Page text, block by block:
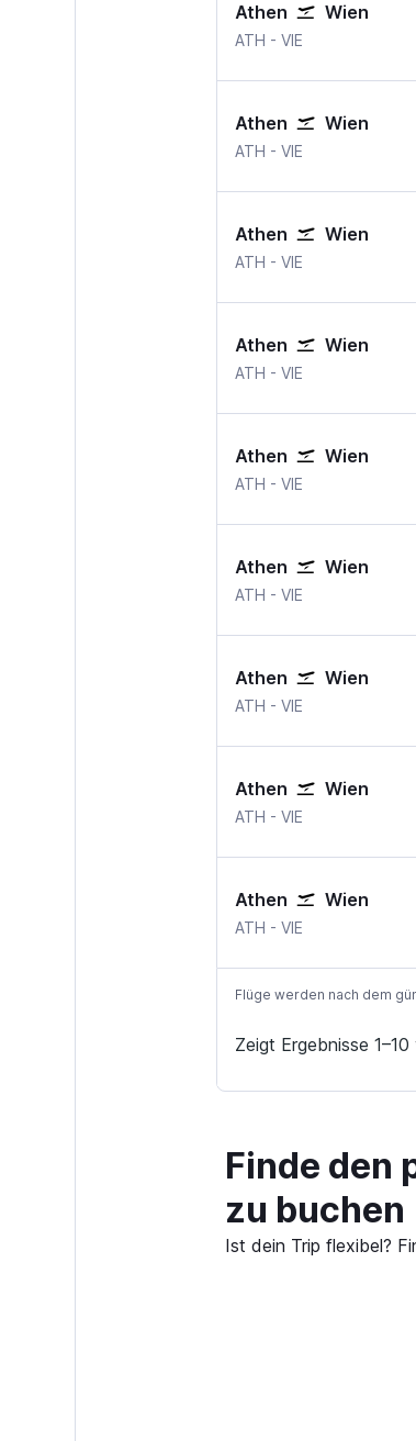
Athen Wien
ATH Athen-Eleftherios
- VIE
Athen Wien
ATH Athen-Eleftherios
- VIE
Athen Wien
ATH Athen-Eleftherios
- VIE
Athen Wien
ATH Athen-Eleftherios
- VIE
Athen Wien
ATH Athen-Eleftherios
- VIE
Athen Wien
ATH Athen-Eleftherios
- VIE
Athen Wien
ATH Athen-Eleftherios
- VIE
Athen Wien
ATH Athen-Eleftherios
- VIE
Athen Wien
ATH Athen-Eleftherios
- VIE
Flüge werden nach dem
Zeigt Ergebnisse
Finde den
zu buchen
Ist dein Trip flexibel?